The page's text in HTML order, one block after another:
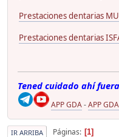
Prestaciones dentarias
Prestaciones dentarias
Tened cuidado ahí
APP GDA-APP
IR ARRIBA Páginas 1